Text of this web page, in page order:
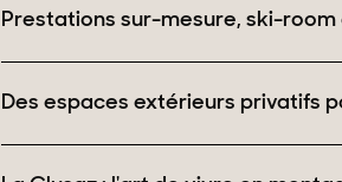
Prestations sur-mesure, ski-
Des espaces extérieurs privatifs